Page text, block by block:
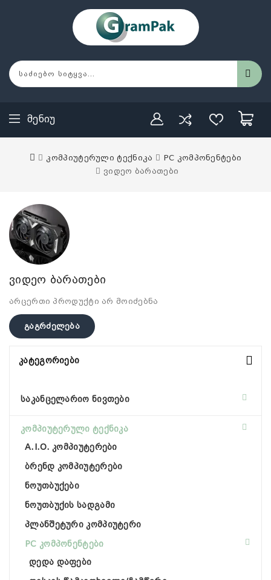
Მენიუ
კომპიუტერული ტექნიკა
PC კომპონენტები
ვიდეო ბარათები
ვიდეო ბარათები
არცერთი პროდუქტი არ მოიძებნა
Გაგრძელება
Კატეგორიები
საკანცელარიო ნივთები
კომპიუტერული ტექნიკა
A.I.O. კომპიუტერები
ბრენდ კომპიუტერები
ნოუთბუქები
ნოუთბუქის სადგამი
პლანშეტური კომპიუტერი
PC კომპონენტები
დედა დაფები